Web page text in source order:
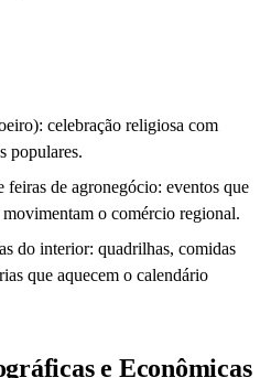
celebração religiosa com
populares.
feiras de agronegócio: eventos que
o comércio regional.
do interior: quadrilhas, comidas
que aquecem o calendário
e Econômicas